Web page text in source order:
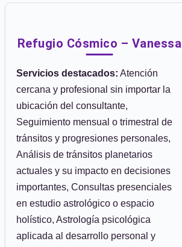
Refugio Cósmico – Vanessa
Servicios destacados: Atención
cercana y profesional sin importar la
ubicación del consultante,
Seguimiento mensual o trimestral de
tránsitos y progresiones personales,
Análisis de tránsitos planetarios
actuales y su impacto en decisiones
importantes, Consultas presenciales
en estudio astrológico o espacio
holístico, Astrología psicológica
aplicada al desarrollo personal y